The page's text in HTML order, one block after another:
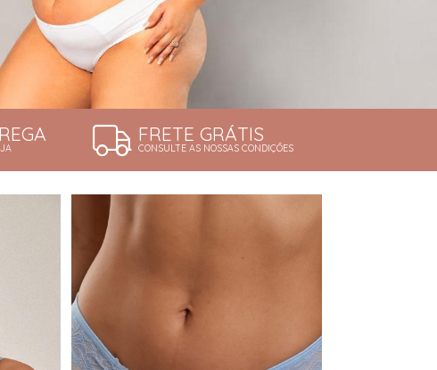
FRETE GRÁTIS
CONSULTE AS NOSSAS CONDIÇÕES